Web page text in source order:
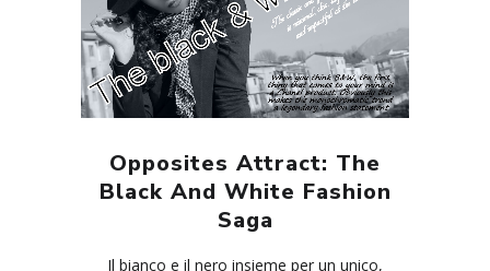
Opposites Attract: The
Black And White Fashion
Saga
Il bianco e il nero insieme per un unico,